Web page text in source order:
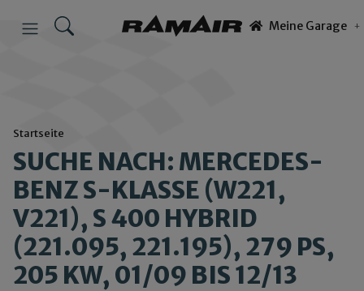
Meine Garage
Startseite
SUCHE NACH: MERCEDES-
BENZ S-KLASSE (W221,
V221), S 400 HYBRID
(221.095, 221.195), 279 PS,
205 KW, 01/09 BIS 12/13